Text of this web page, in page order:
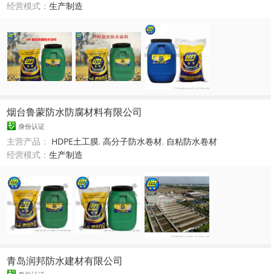
经营模式：生产制造
烟台鲁蒙防水防腐材料有限公司
身份认证
主营产品： HDPE土工膜,高分子防水卷材, 自粘防水卷材
经营模式：生产制造
青岛润邦防水建材有限公司